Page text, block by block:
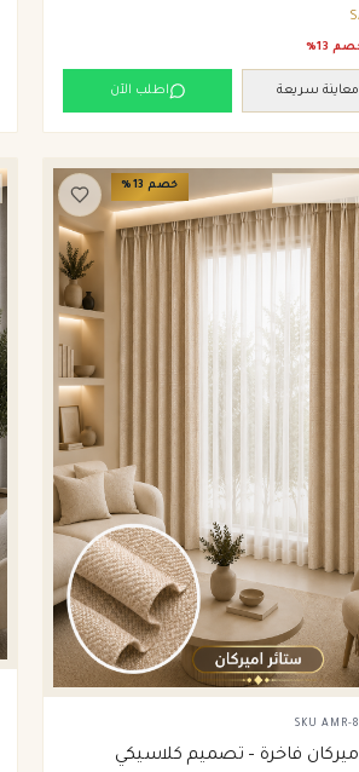
13
%
معاينة سريعة اطلب الآن
وامريكان خصم 13
%
SKU AMR-
فاخرة – تصميم كلاسيكي